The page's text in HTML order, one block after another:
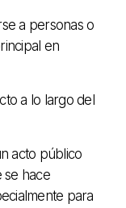
a personas o
en
a lo largo del
acto público
se hace
para